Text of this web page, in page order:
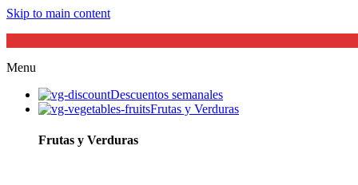
Skip to main content
Menu
Descuentos semanales
Frutas y Verduras
Frutas y Verduras